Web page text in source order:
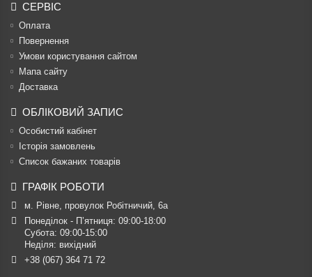
СЕРВІС
Оплата
Повернення
Умови користування сайтом
Мапа сайту
Доставка
ОБЛІКОВИЙ ЗАПИС
Особистий кабінет
Історія замовлень
Список бажаних товарів
ГРАФІК РОБОТИ
м. Рівне, провулок Робітничий, 6а
Понеділок - П’ятниця: 09:00-18:00
Субота: 09:00-15:00
Неділя: вихідний
+38 (067) 364 71 72